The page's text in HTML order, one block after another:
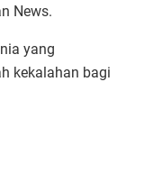
News.
yang
kekalahan bagi